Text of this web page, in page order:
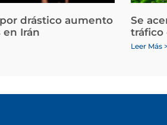
drástico aumento
en Irán
Se
tráfico
Leer Más